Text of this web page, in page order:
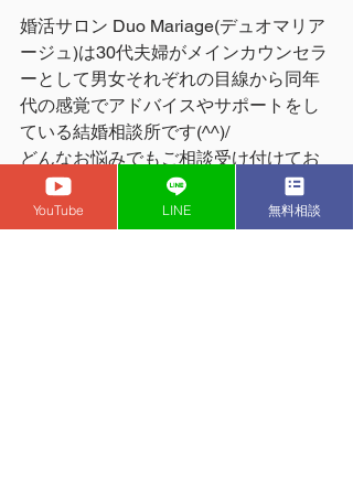
婚活サロン Duo Mariage(デュオマリア
ージュ)は30代夫婦がメインカウンセラ
ーとして男女それぞれの目線から同年
代の感覚でアドバイスやサポートをし
ている結婚相談所です(^^)/
どんなお悩みでもご相談受け付けてお
りますのでお気軽にお問い合わせくだ
さい！
YouTube LINE 無料相談